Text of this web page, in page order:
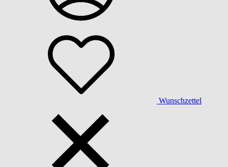
Wunschzettel